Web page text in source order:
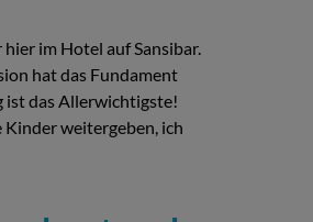
im Hotel auf Sansibar.
hat das Fundament
ist das Allerwichtigste!
weitergeben, ich